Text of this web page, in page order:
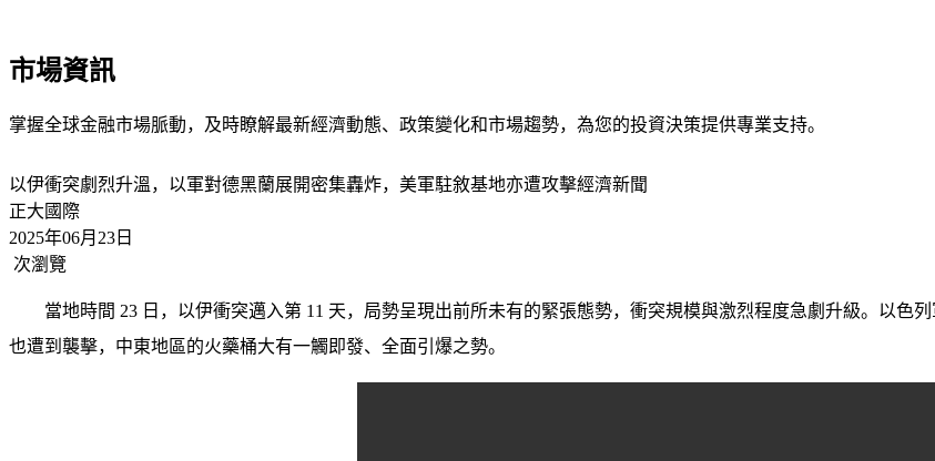
市場資訊
掌握全球金融市場脈動，及時瞭解最新經濟動態、政策變化和市場趨勢，為您的投資決策提供專業支持。
以伊衝突劇烈升溫，以軍對德黑蘭展開密集轟炸，美軍駐敘基地亦遭攻擊經濟新聞
正大國際
2025年06月23日
次瀏覽
當地時間 23 日，以伊衝突邁入第 11 天，局勢呈現出前所未有的緊張態勢，衝突規模與激烈程度急劇升級。以色
也遭到襲擊，中東地區的火藥桶大有一觸即發、全面引爆之勢。